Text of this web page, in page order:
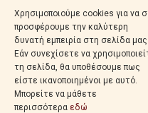
Χρησιμοποιούμε cookies για να
προσφέρουμε την καλύτερη
δυνατή εμπειρία στη σελίδα μας.
Εάν συνεχίσετε να
τη σελίδα, θα υποθέσουμε πως
είστε ικανοποιημένοι με αυτό.
Μπορείτε να μάθετε
περισσότερα εδώ